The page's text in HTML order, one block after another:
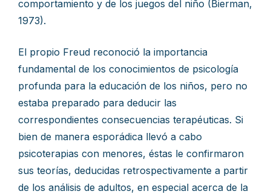
comportamiento y de los juegos del niño (Bierman,
1973).
El propio Freud reconoció la importancia
fundamental de los conocimientos de psicología
profunda para la educación de los niños, pero no
estaba preparado para deducir las
correspondientes consecuencias terapéuticas. Si
bien de manera esporádica llevó a cabo
psicoterapias con menores, éstas le confirmaron
sus teorías, deducidas retrospectivamente a partir
de los análisis de adultos, en especial acerca de la